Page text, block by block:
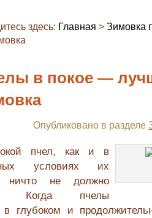
здесь: Главная > Зимовка
в покое —
Опубликовано в разделе
пчел, как и в
условиях их
ничто не должно
Когда пчелы
в глубоком и